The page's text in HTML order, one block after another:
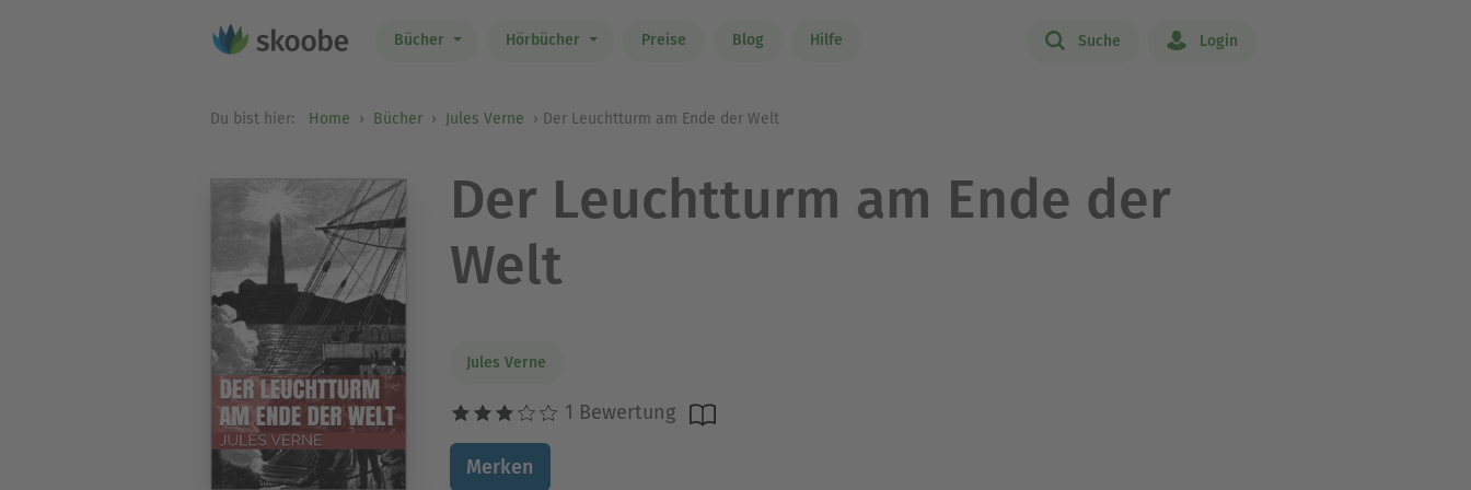
Bücher Hörbücher Preise Blog Hilfe Suche Login
Du bist hier: Home Bücher Jules Verne Der Leuchtturm am Ende der Welt
Der Leuchtturm am Ende der
Welt
Jules Verne
1 Bewertung
Merken